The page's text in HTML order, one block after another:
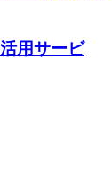
用サービ